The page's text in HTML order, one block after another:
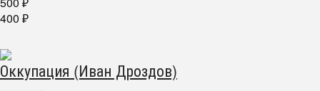
₽
400 ₽
Оккупация (Иван Дроздов)